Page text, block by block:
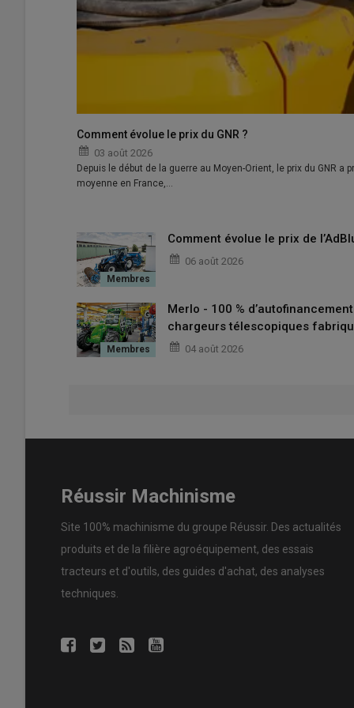
Lire aussi : « Les trois caméras équipant mon
Les transmissions récentes, le plus souvent de type
conduite. L’électronique dissocie plus finement le
le régime est limité afin de réduire la consommation,
lesperformances hydrauliques
Comment évolue le prix du GNR ?
03 août 2026
Depuis le début de la guerre au Moyen-Orient, le prix du GNR a
moyenne en France,…
Comment évolue le prix de
06 août 2026
Merlo - 100 %
chargeurs télescopiques
04 août 2026
Réussir Machinisme
Site 100% machinisme du groupe Réussir. Des actualités
produits et de la filière agroéquipement, des essais
tracteurs et d'outils, des guides d'achat, des analyses
techniques.